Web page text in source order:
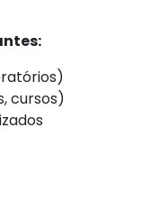
cursos)